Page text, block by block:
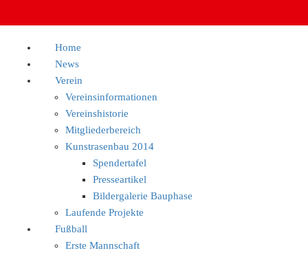
Home
News
Verein
Vereinsinformationen
Vereinshistorie
Mitgliederbereich
Kunstrasenbau 2014
Spendertafel
Presseartikel
Bildergalerie Bauphase
Laufende Projekte
Fußball
Erste Mannschaft